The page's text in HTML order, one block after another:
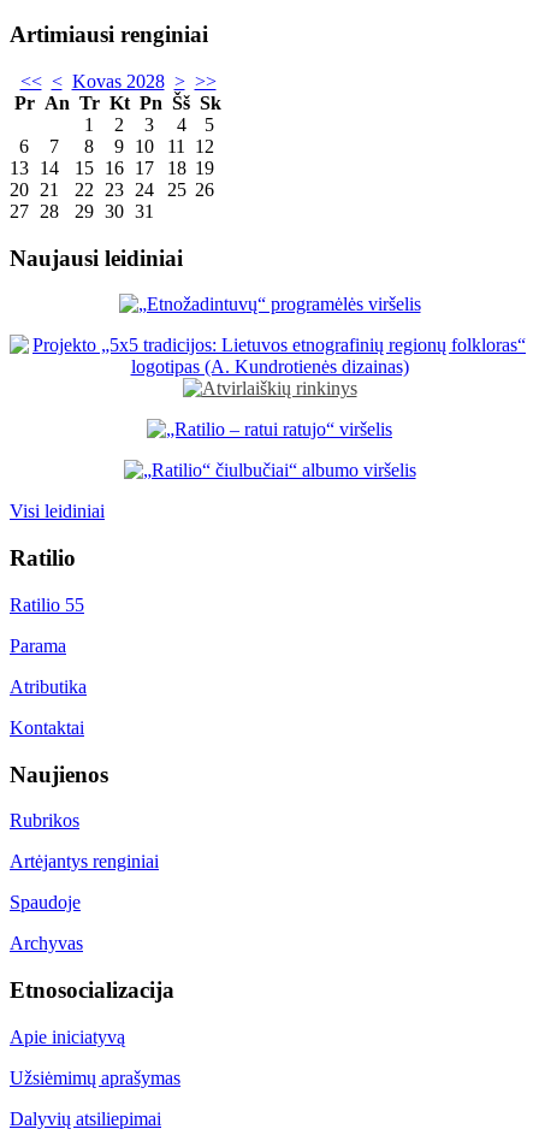
Artimiausi renginiai
<< < Kovas 2028 > >>
Pr An Tr Kt Pn Šš Sk
1
2 3 4
5
6
7 8 9 10 11
12
13 14 15 16 17 18 19
20 21 22 23 24 25 26
27 28 29 30 31
Naujausi leidiniai
Visi leidiniai
Ratilio
Ratilio 55
Parama
Atributika
Kontaktai
Naujienos
Rubrikos
Artėjantys renginiai
Spaudoje
Archyvas
Etnosocializacija
Apie iniciatyvą
Užsiėmimų aprašymas
Dalyvių atsiliepimai